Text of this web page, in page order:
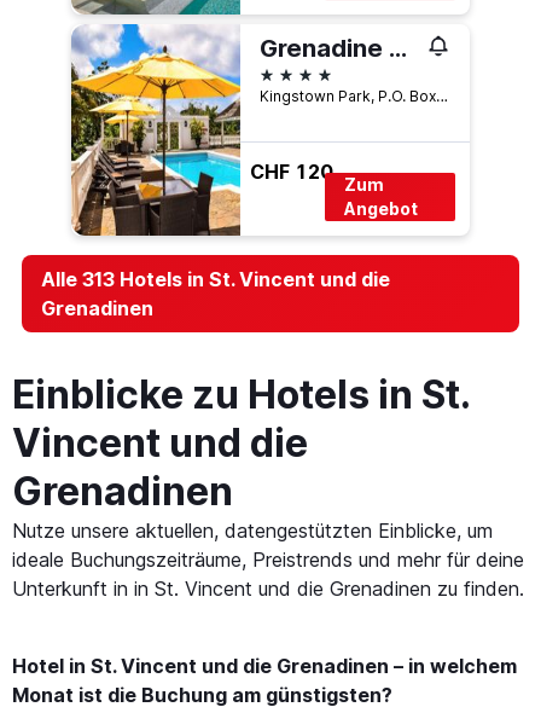
Grenadine House
4 Sterne
Kingstown Park, P.O. Box 2523, Kingstown, St. Vincent und die Grenadinen
CHF 120
Zum
Angebot
Alle 313 Hotels in St. Vincent und die
Grenadinen
Einblicke zu Hotels in St.
Vincent und die
Grenadinen
Nutze unsere aktuellen, datengestützten Einblicke, um
ideale Buchungszeiträume, Preistrends und mehr für deine
Unterkunft in in St. Vincent und die Grenadinen zu finden.
Hotel in St. Vincent und die Grenadinen – in welchem
Monat ist die Buchung am günstigsten?